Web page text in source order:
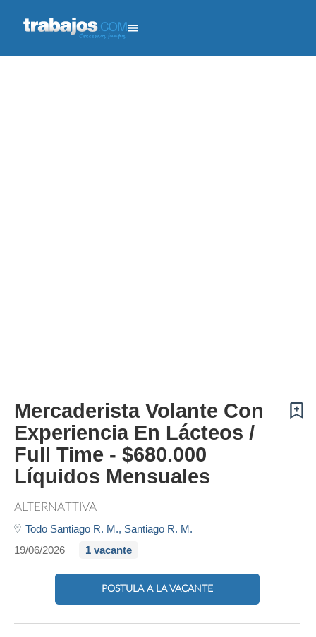
Mercaderista Volante Con
Experiencia En Lácteos /
Full Time - $680.000
Líquidos Mensuales
ALTERNATTIVA
Todo Santiago R. M., Santiago R. M.
19/06/2026
1 vacante
POSTULA A LA VACANTE